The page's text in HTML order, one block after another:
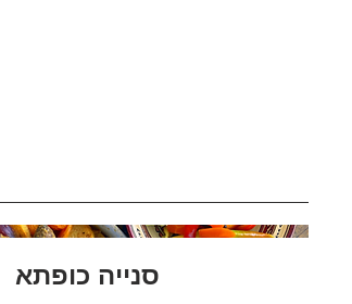
סנייה כופתא